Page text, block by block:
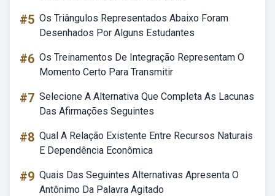
#5 Os Triângulos Representados Abaixo Foram
Desenhados Por Alguns Estudantes
#6 Os Treinamentos De Integração Representam O
Momento Certo Para Transmitir
#7 Selecione A Alternativa Que Completa As Lacunas
Das Afirmações Seguintes
#8 Qual A Relação Existente Entre Recursos Naturais
E Dependência Econômica
#9 Quais Das Seguintes Alternativas Apresenta O
Antônimo Da Palavra Agitado